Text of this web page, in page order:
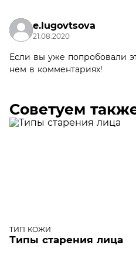
e.lugovtsova
21.08.2020
Если вы уже попробовали
нем в комментариях!
Советуем
ТИП КОЖИ
Типы старения лица